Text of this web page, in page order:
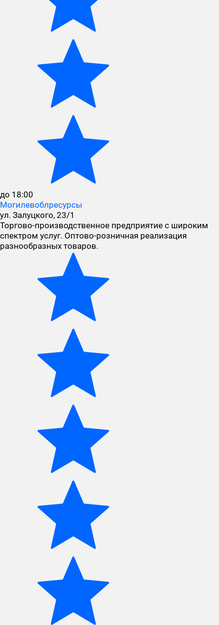
до 18:00
Могилевоблресурсы
ул. Залуцкого, 23/1
Торгово-производственное предприятие с широким
спектром услуг. Оптово-розничная реализация
разнообразных товаров.